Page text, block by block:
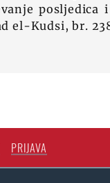
posljedica
el-Kudsi, br.
PRIJAVA